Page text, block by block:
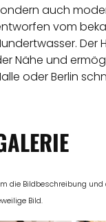
auch
vom
Nähe und
oder Berlin
die Bildbeschreibung
Bild.